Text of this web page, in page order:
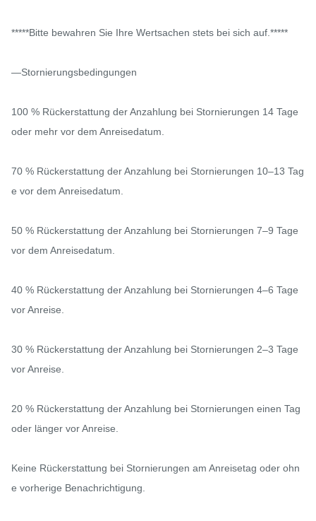
*****Bitte bewahren Sie Ihre Wertsachen stets bei sich auf.*****
—Stornierungsbedingungen
100 % Rückerstattung der Anzahlung bei Stornierungen 14 Tage
oder mehr vor dem Anreisedatum.
70 % Rückerstattung der Anzahlung bei Stornierungen 10–13 Tag
e vor dem Anreisedatum.
50 % Rückerstattung der Anzahlung bei Stornierungen 7–9 Tage
vor dem Anreisedatum.
40 % Rückerstattung der Anzahlung bei Stornierungen 4–6 Tage
vor Anreise.
30 % Rückerstattung der Anzahlung bei Stornierungen 2–3 Tage
vor Anreise.
20 % Rückerstattung der Anzahlung bei Stornierungen einen Tag
oder länger vor Anreise.
Keine Rückerstattung bei Stornierungen am Anreisetag oder ohn
e vorherige Benachrichtigung.